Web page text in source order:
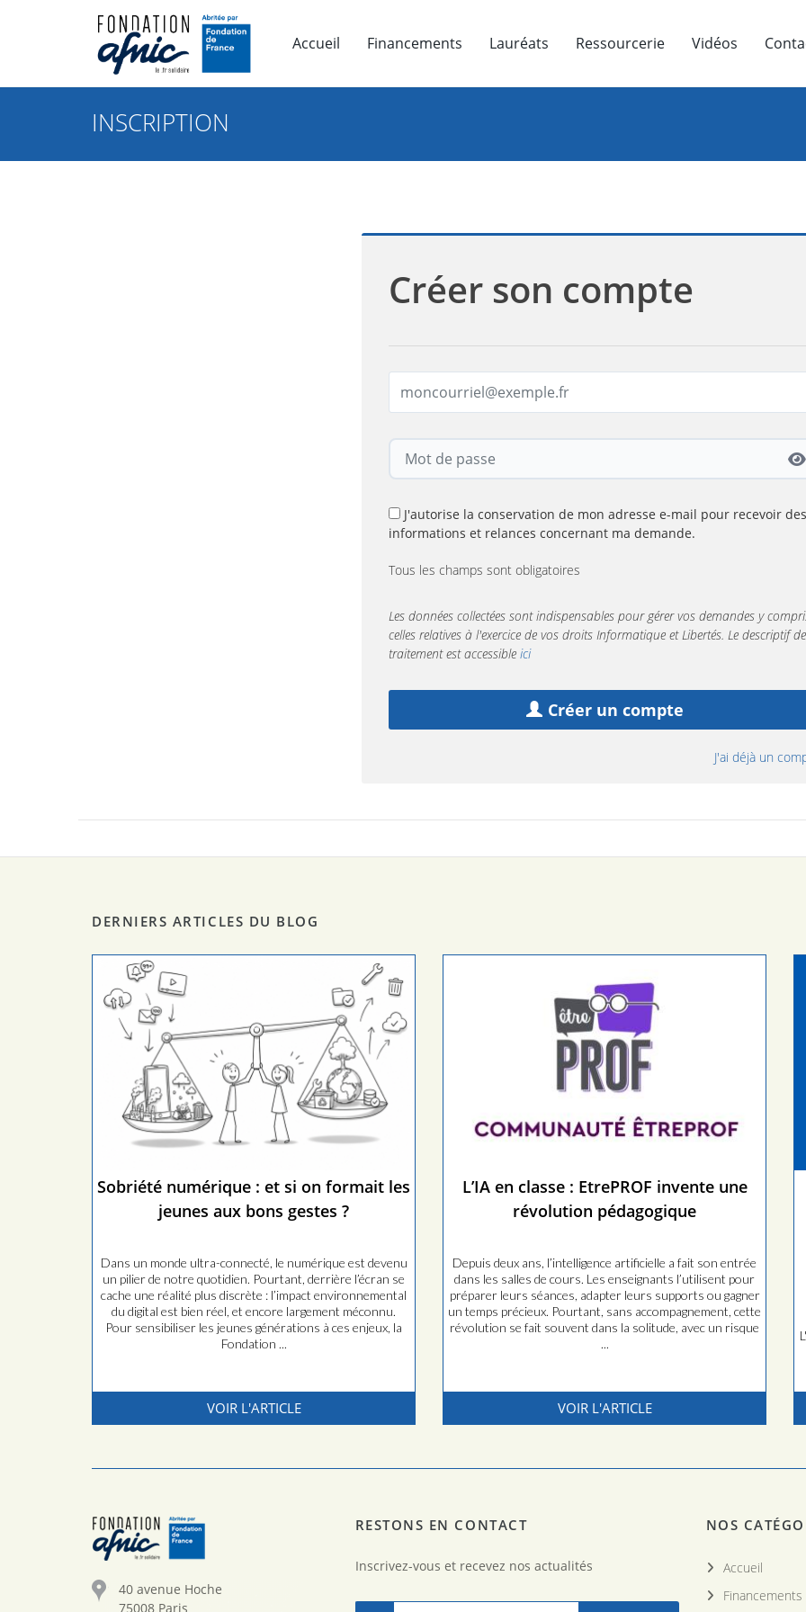
Accueil Financements Lauréats Ressourcerie Vidéos
INSCRIPTION
Créer son compte
J'autorise la conservation de mon adresse e-mail pour recevoir des
informations et relances concernant ma demande.
Tous les champs sont obligatoires
Les données collectées sont indispensables pour gérer vos demandes y
celles relatives à l'exercice de vos droits Informatique et Libertés. Le descriptif
traitement est accessible ici
Créer un compte
J'ai déjà un
DERNIERS ARTICLES DU BLOG
Sobriété numérique : et si on formait les
jeunes aux bons gestes ?
Dans un monde ultra-connecté, le numérique est devenu
un pilier de notre quotidien. Pourtant, derrière l’écran se
cache une réalité plus discrète : l’impact environnemental
du digital est bien réel, et encore largement méconnu.
Pour sensibiliser les jeunes générations à ces enjeux, la
Fondation ...
VOIR L'ARTICLE
L’IA en classe : EtrePROF invente une
révolution pédagogique
Depuis deux ans, l’intelligence artificielle a fait son entrée
dans les salles de cours. Les enseignants l’utilisent pour
préparer leurs séances, adapter leurs supports ou gagner
un temps précieux. Pourtant, sans accompagnement, cette
révolution se fait souvent dans la solitude, avec un risque
...
VOIR L'ARTICLE
40 avenue Hoche
75008 Paris
RESTONS EN CONTACT
Inscrivez-vous et recevez nos actualités
NOS
Accueil
Financements